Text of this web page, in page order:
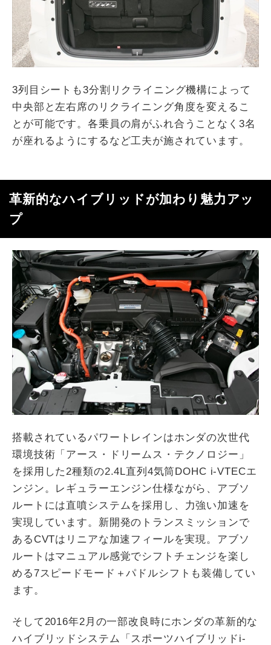
3列目シートも3分割リクライニング機構によって
中央部と左右席のリクライニング角度を変えるこ
とが可能です。各乗員の肩がふれ合うことなく3名
が座れるようにするなど工夫が施されています。
革新的なハイブリッドが加わり魅力アッ
プ
搭載されているパワートレインはホンダの次世代
環境技術「アース・ドリームス・テクノロジー」
を採用した2種類の2.4L直列4気筒DOHC i-VTECエ
ンジン。レギュラーエンジン仕様ながら、アブソ
ルートには直噴システムを採用し、力強い加速を
実現しています。新開発のトランスミッションで
あるCVTはリニアな加速フィールを実現。アブソ
ルートはマニュアル感覚でシフトチェンジを楽し
める7スピードモード＋パドルシフトも装備してい
ます。
そして2016年2月の一部改良時にホンダの革新的な
ハイブリッドシステム「スポーツハイブリッドi-